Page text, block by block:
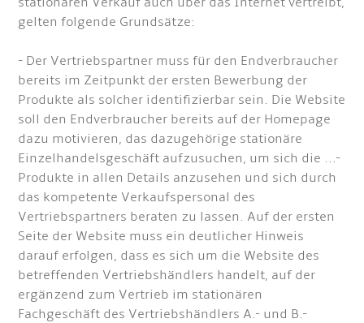
gelten folgende Grundsätze:
- Der Vertriebspartner muss für den Endverbraucher
bereits im Zeitpunkt der ersten Bewerbung der
Produkte als solcher identifizierbar sein. Die Website
soll den Endverbraucher bereits auf der Homepage
dazu motivieren, das dazugehörige stationäre
Einzelhandelsgeschäft aufzusuchen, um sich die ...-
Produkte in allen Details anzusehen und sich durch
das kompetente Verkaufspersonal des
Vertriebspartners beraten zu lassen. Auf der ersten
Seite der Website muss ein deutlicher Hinweis
darauf erfolgen, dass es sich um die Website des
betreffenden Vertriebshändlers handelt, auf der
ergänzend zum Vertrieb im stationären
Fachgeschäft des Vertriebshändlers A.- und B.-